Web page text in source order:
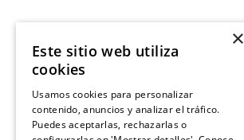
×
Este sitio web utiliza
cookies
Usamos cookies para personalizar
contenido, anuncios y analizar el tráfico.
Puedes aceptarlas, rechazarlas o